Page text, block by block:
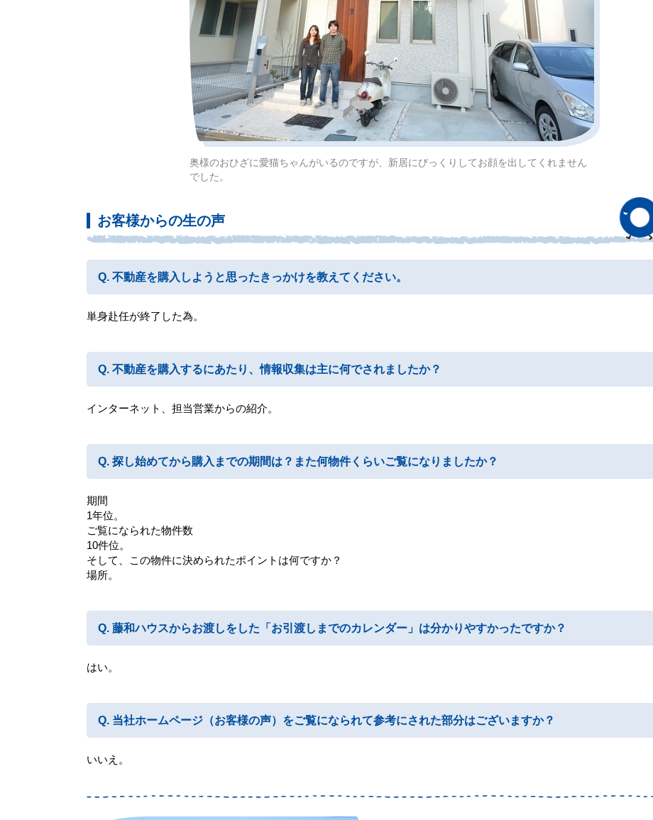
奥様のおひざに愛猫ちゃんがいるのですが、新居にびっくりしてお顔を出してくれません
でした。
お客様からの生の声
不動産を購入しようと思ったきっかけを教えてください。
単身赴任が終了した為。
不動産を購入するにあたり、情報収集は主に何でされましたか？
インターネット、担当営業からの紹介。
探し始めてから購入までの期間は？また何物件くらいご覧になりましたか？
期間
1年位。
ご覧になられた物件数
10件位。
そして、この物件に決められたポイントは何ですか？
場所。
藤和ハウスからお渡しをした「お引渡しまでのカレンダー」は分かりやすかったですか？
はい。
当社ホームページ（お客様の声）をご覧になられて参考にされた部分はございますか？
いいえ。